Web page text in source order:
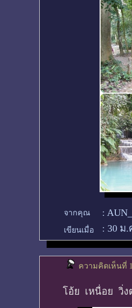
จากคุณ :
เขียนเมื่อ : 30 ม.
ความคิดเห็นที่
โอ้ย เหนื่อย วิ่ง